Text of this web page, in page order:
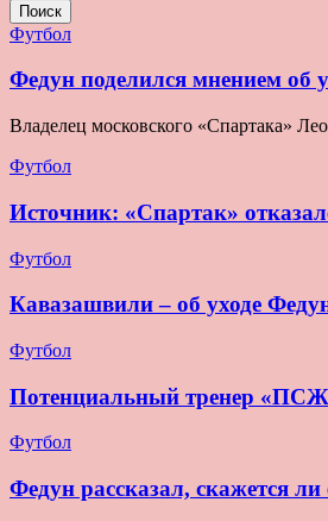
Поиск
Футбол
Федун поделился мнением об
Владелец московского «Спартака»
Футбол
Источник: «Спартак»
Футбол
Кавазашвили – об уходе
Футбол
Потенциальный тренер
Футбол
Федун рассказал, скажется